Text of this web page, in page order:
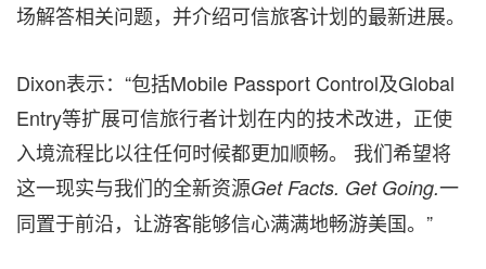
场解答相关问题，并介绍可信旅客计划的最新进展。
Dixon表示：“包括Mobile Passport Control及Global
Entry等扩展可信旅行者计划在内的技术改进，正使
入境流程比以往任何时候都更加顺畅。 我们希望将
这一现实与我们的全新资源Get Facts. Get Going.一
同置于前沿，让游客能够信心满满地畅游美国。”